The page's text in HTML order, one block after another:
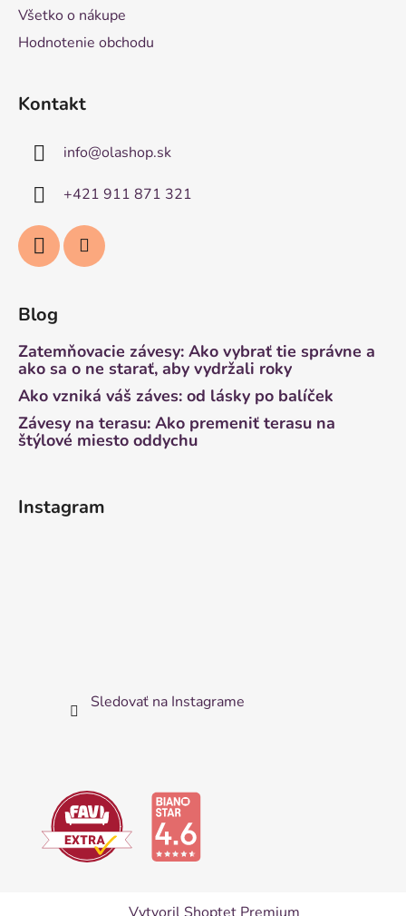
Všetko o nákupe
Hodnotenie obchodu
Kontakt
info@olashop.sk
+421 911 871 321
Blog
Zatemňovacie závesy: Ako vybrať tie správne a
ako sa o ne starať, aby vydržali roky
Ako vzniká váš záves: od lásky po balíček
Závesy na terasu: Ako premeniť terasu na
štýlové miesto oddychu
Instagram
Sledovať na Instagrame